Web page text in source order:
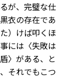
が、完璧な仕
衣の存在であ
）けば叩くほ
には〈失敗は
〉がある、と
それでもこつ